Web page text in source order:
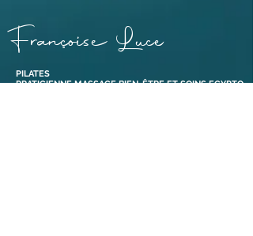
Françoise Luce
PILATES
PRATICIENNE MASSAGE BIEN-ÊTRE ET SOINS EGYPTO-